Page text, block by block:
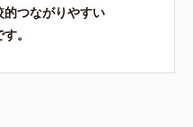
つながりやすい
。